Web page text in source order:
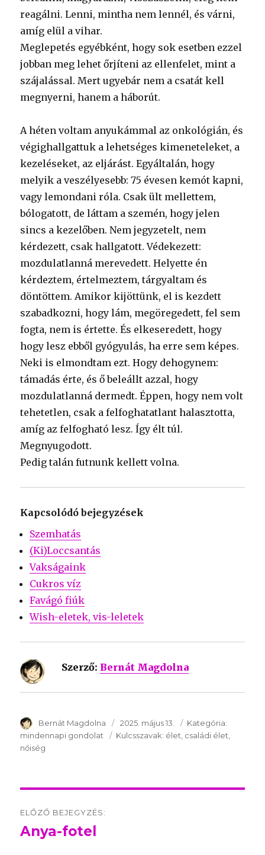
reagálni. Lenni, mintha nem lennél, és várni,
amíg elül a vihar.
Meglepetés egyébként, hogy sok esetben ezzel
jobban meg lehet őrjíteni az ellenfelet, mint a
szájalással. Mert ugyebár nem a csatát kell
megnyerni, hanem a háborút.
A héten voltam anyukámmal az onkológián, és
végighallgattuk a lehetséges kimeneteleket, a
kezeléseket, az eljárást. Egyáltalán, hogy
melyik a veszélyesebb: 75 évesen kemót kapni,
vagy lemondani róla. Csak ült mellettem,
bólogatott, de láttam a szemén, hogy jelen
sincs a kezelőben. Nem jegyzetelt, nem
kérdezett, csak hallgatott. Védekezett:
mozdulatlanná merevedett. Helyette én
kérdeztem, értelmeztem, tárgyaltam és
döntöttem. Amikor kijöttünk, el is kezdett
szabadkozni, hogy lám, megöregedett, fel sem
fogta, nem is értette. És elkeseredett, hogy
hogy lesz ebből gyógyulás, ha erre sem képes.
Neki is elmondtam ezt. Hogy dehogynem:
támadás érte, és ő beleállt azzal, hogy
mozdulatlanná dermedt. Éppen, hogy nem volt
tehetetlen, csak a felfoghatatlant halasztotta,
amíg az felfogható lesz. Így élt túl.
Megnyugodott.
Pedig talán futnunk kellett volna.
Kapcsolódó bejegyzések
Szemhatás
(Ki)Loccsantás
Vakságaink
Cukros víz
Favágó fiúk
Wish-eletek, vis-leletek
Szerző: Bernát Magdolna
SzerzÅ
Bernát Magdolna Közzétéve:
2025. május 13. Kategória:
mindennapi gondolat
Kulcsszavak: Kulcsszavak:
élet családi élet
nőiség
navigation
ELŐZŐ BEJEGYZÉS:
Előző
Anya-fotel